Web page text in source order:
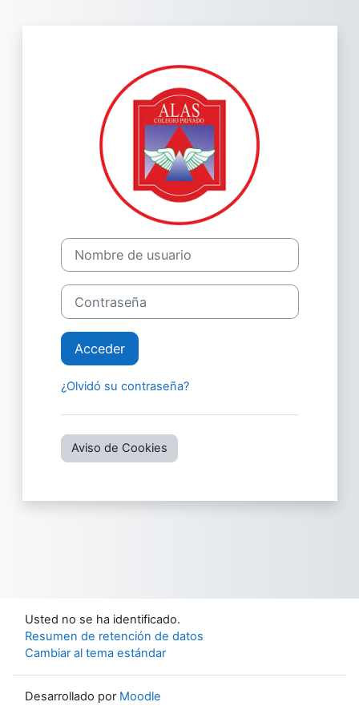
Entrar a
Nombre de usuario
Contraseña
Acceder
¿Olvidó su contraseña?
Aviso de Cookies
Usted no se ha identificado.
Resumen de retención de datos
Cambiar al tema estándar
Desarrollado por Moodle